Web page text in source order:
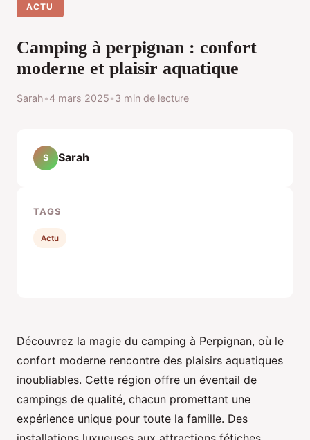
ACTU
Camping à perpignan : confort
moderne et plaisir aquatique
Sarah•4 mars 2025•3 min de lecture
Découvrez la magie du camping à Perpignan, où le
confort moderne rencontre des plaisirs aquatiques
inoubliables. Cette région offre un éventail de
campings de qualité, chacun promettant une
expérience unique pour toute la famille. Des
S Sarah
TAGS
Actu